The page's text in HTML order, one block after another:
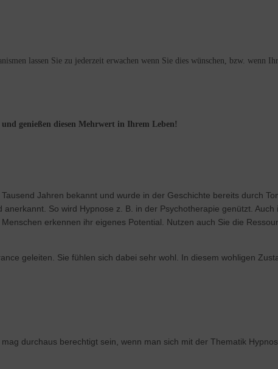
lassen Sie zu jederzeit erwachen wenn Sie dies wünschen, bzw. wenn
genießen diesen Mehrwert in Ihrem Leben!
Jahren bekannt und wurde in der Geschichte bereits durch
So wird Hypnose z. B. in der Psychotherapie genützt. Auch
erkennen ihr eigenes Potential. Nutzen auch Sie die
geleiten. Sie fühlen sich dabei sehr wohl. In diesem wohligen
durchaus berechtigt sein, wenn man sich mit der Thematik